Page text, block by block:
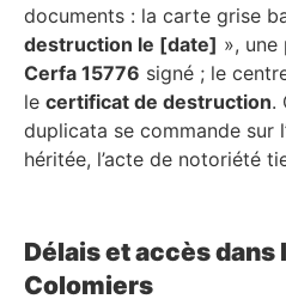
documents : la carte grise
destruction le [date] », une
Cerfa 15776 signé ; le
le certificat de destruction.
duplicata se commande sur
héritée, l’acte de notoriété
Délais et accès dans
Colomiers